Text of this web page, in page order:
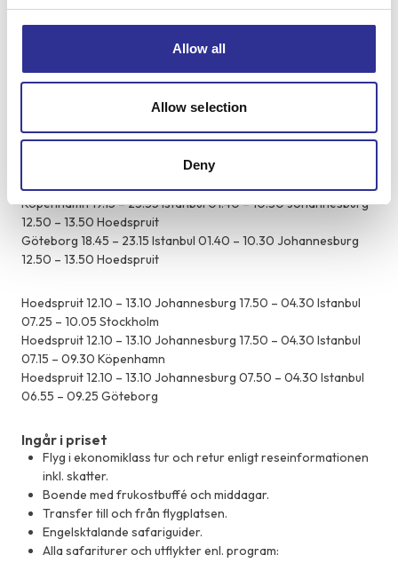
Allow all
Allow selection
Deny
Mer info om olika svårighetsgrader:Läs här
att ändras)
Flygbolag: Turkish Airlines, Emirates, Lufthansa, South African
Stockholm 18.35 – 23.15 Istanbul 01.40 – 10.30 Johannesburg
12.50 – 13.50 Hoedspruit
Köpenhamn 19.15 – 23.35 Istanbul 01.40 – 10.30 Johannesburg
12.50 – 13.50 Hoedspruit
Göteborg 18.45 – 23.15 Istanbul 01.40 – 10.30 Johannesburg
12.50 – 13.50 Hoedspruit
Hoedspruit 12.10 – 13.10 Johannesburg 17.50 – 04.30 Istanbul
07.25 – 10.05 Stockholm
Hoedspruit 12.10 – 13.10 Johannesburg 17.50 – 04.30 Istanbul
07.15 – 09.30 Köpenhamn
Hoedspruit 12.10 – 13.10 Johannesburg 07.50 – 04.30 Istanbul
06.55 – 09.25 Göteborg
Ingår i priset
Flyg i ekonomiklass tur och retur enligt reseinformationen
inkl. skatter.
Boende med frukostbuffé och middagar.
Transfer till och från flygplatsen.
Engelsktalande safariguider.
Alla safariturer och utflykter enl. program: